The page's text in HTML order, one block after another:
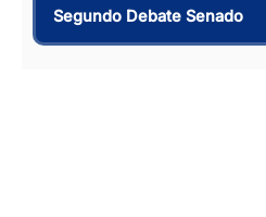
Segundo Debate Senado